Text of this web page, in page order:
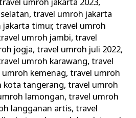
umroh jakarta 2023,
,travel umroh jakarta
jakarta timur,travel umroh
umroh jambi,travel
jogja,travel umroh juli 2022,
umroh karawang,travel
kemenag,travel umroh
kota tangerang,travel umroh
lamongan,travel umroh
langganan artis,travel